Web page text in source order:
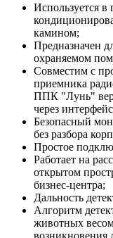
Используется
камином;
Предназначен
охраняемом
Совместим с
приемника
ППК "Лунь"
через
Безопасный
без разбора
Простое
Работает на
открытом
бизнес-центра;
Дальность
Алгоритм
животных
возникновения